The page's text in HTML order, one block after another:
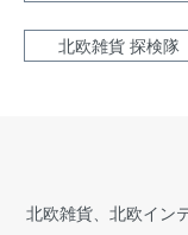
北欧雑貨 探検隊
北欧雑貨、北欧イン